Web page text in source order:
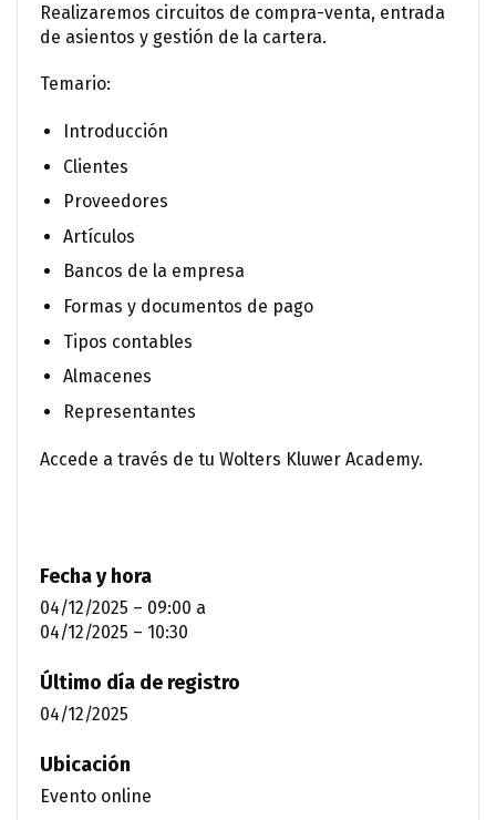
Realizaremos circuitos de compra-venta, entrada
de asientos y gestión de la cartera.
Temario:
Introducción
Clientes
Proveedores
Artículos
Bancos de la empresa
Formas y documentos de pago
Tipos contables
Almacenes
Representantes
Accede a través de tu Wolters Kluwer Academy.
Fecha y hora
04/12/2025 – 09:00 a
04/12/2025 – 10:30
Último día de registro
04/12/2025
Ubicación
Evento online